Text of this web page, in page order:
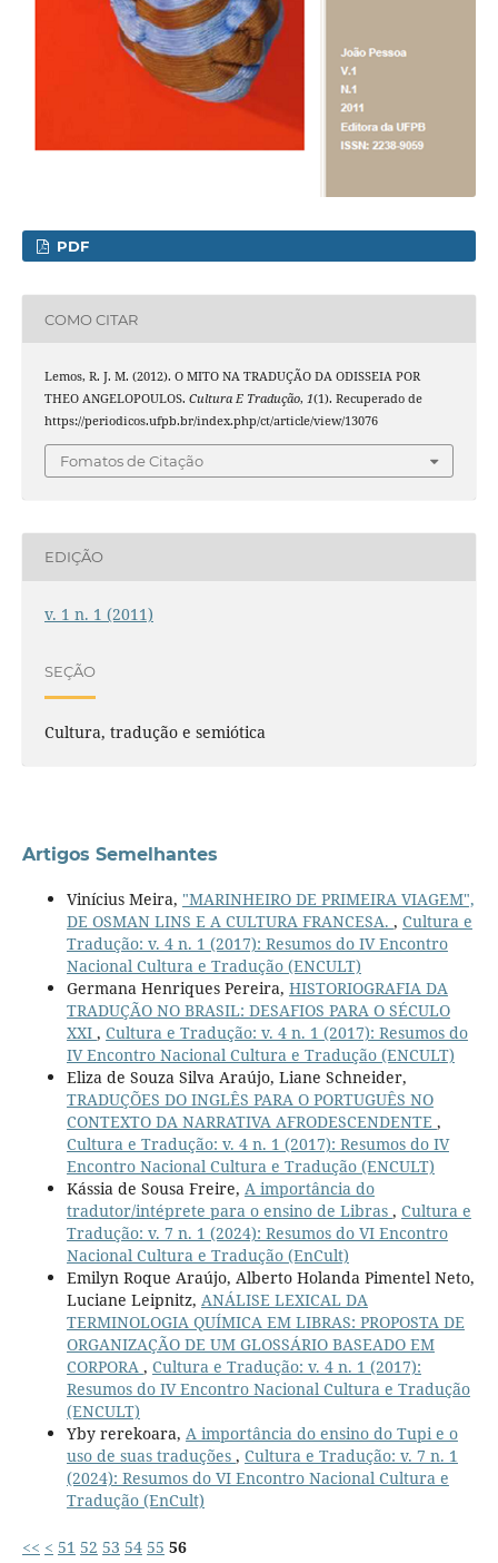
PDF
COMO CITAR
Lemos, R. J. M. (2012). O MITO NA TRADUÇÃO DA ODISSEIA POR
THEO ANGELOPOULOS. Cultura E Tradução, 1(1). Recuperado de
https://periodicos.ufpb.br/index.php/ct/article/view/13076
Fomatos de Citação
EDIÇÃO
v. 1 n. 1 (2011)
SEÇÃO
Cultura, tradução e semiótica
Artigos Semelhantes
Vinícius Meira, "MARINHEIRO DE PRIMEIRA VIAGEM",
DE OSMAN LINS E A CULTURA FRANCESA. , Cultura e
Tradução: v. 4 n. 1 (2017): Resumos do IV Encontro
Nacional Cultura e Tradução (ENCULT)
Germana Henriques Pereira, HISTORIOGRAFIA DA
TRADUÇÃO NO BRASIL: DESAFIOS PARA O SÉCULO
XXI , Cultura e Tradução: v. 4 n. 1 (2017): Resumos do
IV Encontro Nacional Cultura e Tradução (ENCULT)
Eliza de Souza Silva Araújo, Liane Schneider,
TRADUÇÕES DO INGLÊS PARA O PORTUGUÊS NO
CONTEXTO DA NARRATIVA AFRODESCENDENTE ,
Cultura e Tradução: v. 4 n. 1 (2017): Resumos do IV
Encontro Nacional Cultura e Tradução (ENCULT)
Kássia de Sousa Freire, A importância do
tradutor/intéprete para o ensino de Libras , Cultura e
Tradução: v. 7 n. 1 (2024): Resumos do VI Encontro
Nacional Cultura e Tradução (EnCult)
Emilyn Roque Araújo, Alberto Holanda Pimentel Neto,
Luciane Leipnitz, ANÁLISE LEXICAL DA
TERMINOLOGIA QUÍMICA EM LIBRAS: PROPOSTA DE
ORGANIZAÇÃO DE UM GLOSSÁRIO BASEADO EM
CORPORA , Cultura e Tradução: v. 4 n. 1 (2017):
Resumos do IV Encontro Nacional Cultura e Tradução
(ENCULT)
Yby rerekoara, A importância do ensino do Tupi e o
uso de suas traduções , Cultura e Tradução: v. 7 n. 1
(2024): Resumos do VI Encontro Nacional Cultura e
Tradução (EnCult)
<< < 51 52 53 54 55 56